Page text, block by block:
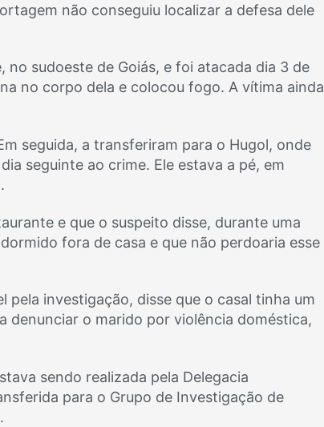
não conseguiu localizar a defesa dele
no sudoeste de Goiás, e foi atacada dia 3 de
no corpo dela e colocou fogo. A vítima ainda
seguida, a transferiram para o Hugol, onde
seguinte ao crime. Ele estava a pé, em
e que o suspeito disse, durante uma
fora de casa e que não perdoaria esse
pela investigação, disse que o casal tinha um
denunciar o marido por violência doméstica,
sendo realizada pela Delegacia
para o Grupo de Investigação de